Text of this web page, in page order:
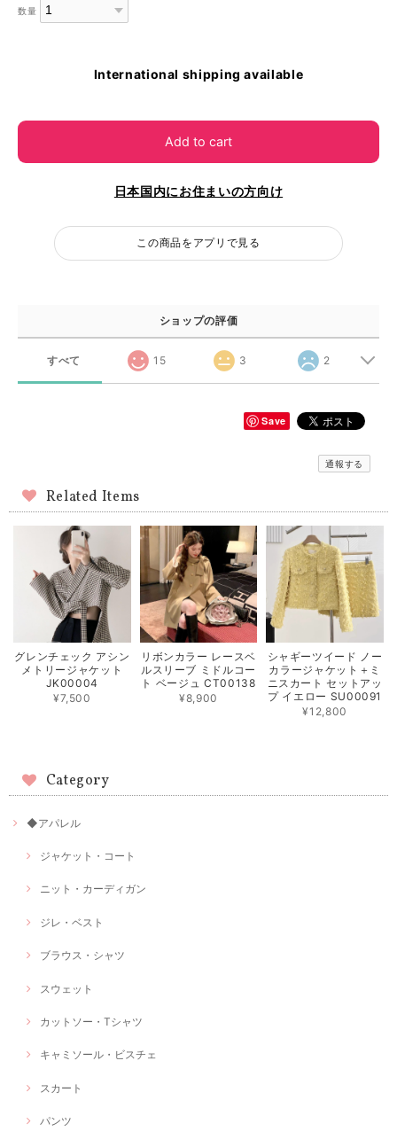
数量
International shipping available
Add to cart
日本国内にお住まいの方向け
この商品をアプリで見る
ショップの評価
すべて 15 3 2
Save
通報する
Related Items
グレンチェック アシン
メトリージャケット
JK00004
¥7,500
リボンカラー レースベ
ルスリーブ ミドルコー
ト ベージュ CT00138
¥8,900
シャギーツイード ノー
カラージャケット＋ミ
ニスカート セットアッ
プ イエロー SU00091
¥12,800
Category
◆アパレル
ジャケット・コート
ニット・カーディガン
ジレ・ベスト
ブラウス・シャツ
スウェット
カットソー・Tシャツ
キャミソール・ビスチェ
スカート
パンツ